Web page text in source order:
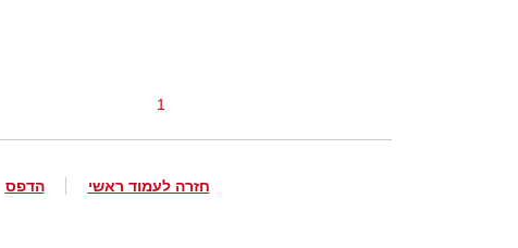
1
חזרה לעמוד ראשי הדפס